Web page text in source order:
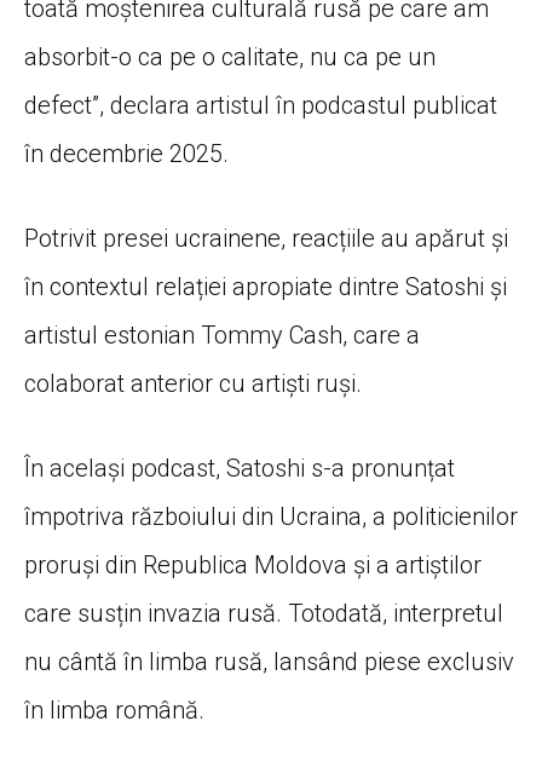
toată moștenirea culturală rusă pe care am
absorbit-o ca pe o calitate, nu ca pe un
defect”, declara artistul în podcastul publicat
în decembrie 2025.
Potrivit presei ucrainene, reacțiile au apărut și
în contextul relației apropiate dintre Satoshi și
artistul estonian Tommy Cash, care a
colaborat anterior cu artiști ruși.
În același podcast, Satoshi s-a pronunțat
împotriva războiului din Ucraina, a politicienilor
proruși din Republica Moldova și a artiștilor
care susțin invazia rusă. Totodată, interpretul
nu cântă în limba rusă, lansând piese exclusiv
în limba română.